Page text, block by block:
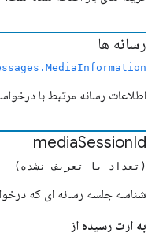
رسانه ها
اطلاعات رسانه مرتبط با
mediaSessionId
(تعداد یا تعریف نشده)
شناسه جلسه رسانه ای که
به ارث رسیده از